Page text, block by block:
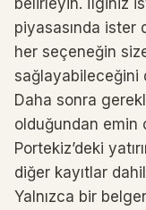
belirleyin. İlginiz
piyasasında ister
her seçeneğin
sağlayabileceğini
Daha sonra
olduğundan emin
Portekiz’deki
diğer kayıtlar
Yalnızca bir